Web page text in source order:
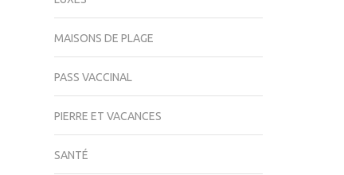
MAISONS DE PLAGE
PASS VACCINAL
PIERRE ET VACANCES
SANTÉ